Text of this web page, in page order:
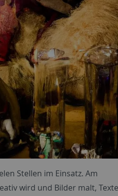
Stellen im Einsatz. Am
wird und Bilder malt,